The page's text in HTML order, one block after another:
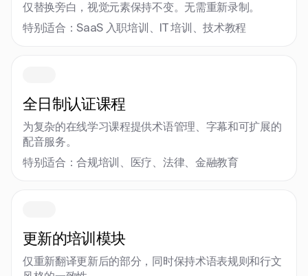
仅替换旁白，视觉元素保持不变。无需重新录制。
特别适合：SaaS 入职培训、IT 培训、技术教程
全日制认证课程
为复杂的在线学习课程提供术语管理、字幕和可扩展的
配音服务。
特别适合：合规培训、医疗、法律、金融教育
更新的培训模块
仅重新翻译更新后的部分，同时保持术语表规则和行文